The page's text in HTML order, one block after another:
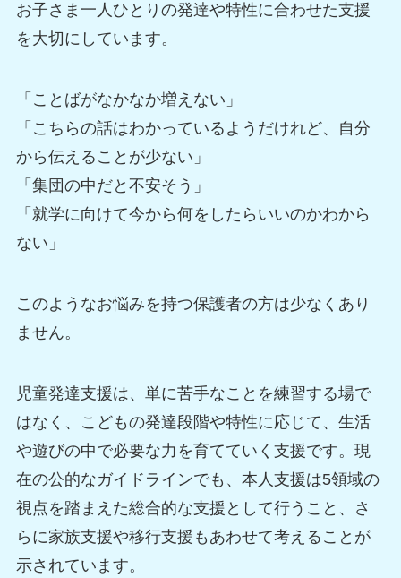
お子さま一人ひとりの発達や特性に合わせた支援
を大切にしています。
「ことばがなかなか増えない」
「こちらの話はわかっているようだけれど、自分
から伝えることが少ない」
「集団の中だと不安そう」
「就学に向けて今から何をしたらいいのかわから
ない」
このようなお悩みを持つ保護者の方は少なくあり
ません。
児童発達支援は、単に苦手なことを練習する場で
はなく、こどもの発達段階や特性に応じて、生活
や遊びの中で必要な力を育てていく支援です。現
在の公的なガイドラインでも、本人支援は5領域の
視点を踏まえた総合的な支援として行うこと、さ
らに家族支援や移行支援もあわせて考えることが
示されています。